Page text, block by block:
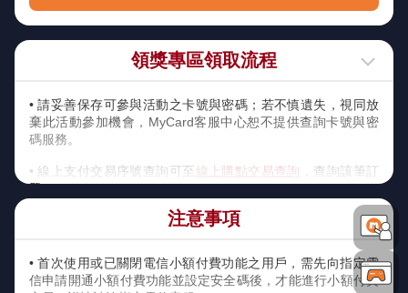
領獎專區領取流程
• 請妥善保存可參與活動之卡號與密碼；若不慎遺失，視同放
棄此活動參加機會，MyCard客服中心恕不提供查詢卡號與密
碼服務。
• 線上支付交易序號查詢可至線上購點交易查詢
，查詢該筆訂
單之交易序號。
• 使用會員轉/扣點，可至會員轉/扣點交易查詢
查詢交易序號，
• 本活動贈送之【虛寶序號】將直接顯示在活動網頁，請務必
留意之。若需查詢可至領獎專區獎項查詢中查詢領獎歷程。
注意事項
• 首次使用或已關閉電信小額付費功能之用戶，需先向指定電
信申請開通小額付費功能並設定安全碼後，才能進行小額付費